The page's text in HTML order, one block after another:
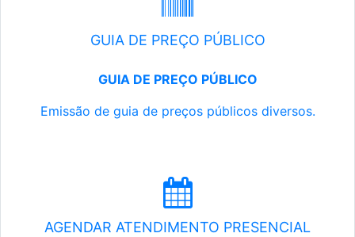
GUIA DE PREÇO PÚBLICO
GUIA DE PREÇO PÚBLICO
Emissão de guia de preços públicos diversos.
AGENDAR ATENDIMENTO PRESENCIAL